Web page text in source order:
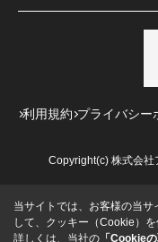
利用規約 プライバシー
Copyright(c) 株式会
当サイトでは、お客様の当
して、クッキー（Cookie）を
詳しくは、当社の 「Cookie